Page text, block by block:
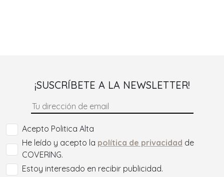
¡SUSCRÍBETE A LA NEWSLETTER!
Acepto Politica Alta
He leído y acepto la política de privacidad de
COVERING.
Estoy interesado en recibir publicidad.